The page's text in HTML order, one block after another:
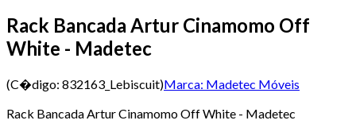
Rack Bancada Artur Cinamomo Off
White - Madetec
(C�digo: 832163_Lebiscuit)Marca: Madetec Móveis
Rack Bancada Artur Cinamomo Off White - Madetec